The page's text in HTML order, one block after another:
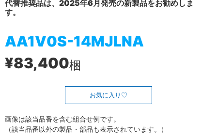
代替推奨品は、2025年6月発売の新製品をお勧めしま
す。
AA1V0S-14MJLNA
¥83,400梱
お気に入り
画像は該当品番を含む組合せ例です。
（該当品番以外の製品・部品も表示されています。）